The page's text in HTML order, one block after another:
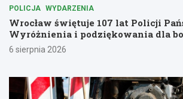
POLICJA WYDARZENIA
Wrocław świętuje 107 lat Policji
Wyróżnienia i podziękowania dla
6 sierpnia 2026